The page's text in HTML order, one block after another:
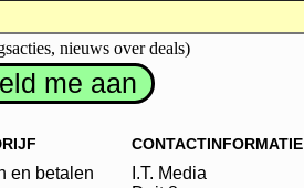
nieuws over deals)
en betalen
CONTACTINFORMATIE
I.T. Media